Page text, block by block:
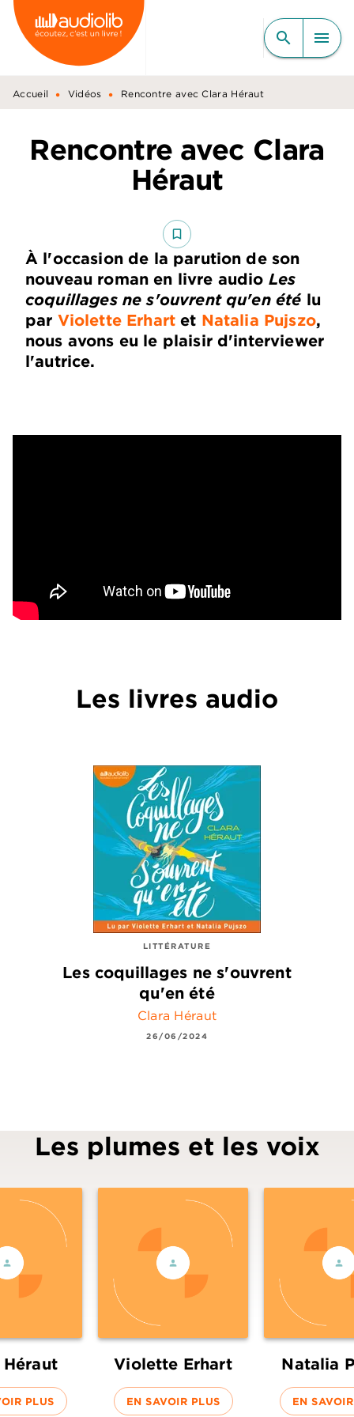
MENU RECHERCHE
CONTENU
PIED DE PAGE
search menu
Accueil • Vidéos • Rencontre avec Clara Héraut
Rencontre avec Clara
Héraut
bookmark_border
À l'occasion de la parution de son
nouveau roman en livre audio Les
coquillages ne s'ouvrent qu'en été lu
par Violette Erhart et Natalia Pujszo,
nous avons eu le plaisir d'interviewer
l'autrice.
Les livres audio
LITTÉRATURE
Les coquillages ne s'ouvrent
qu'en été
Clara Héraut
26/06/2024
Les plumes et les voix
PLUS
Violette Erhart
EN SAVOIR PLUS
Natalia
EN